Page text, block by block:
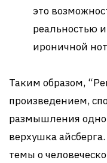
это
реальностью
ироничной
Таким образом,
произведением,
размышления
верхушка
темы о